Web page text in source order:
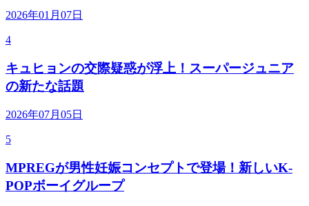
2026年01月07日
4
キュヒョンの交際疑惑が浮上！スーパージュニア
の新たな話題
2026年07月05日
5
MPREGが男性妊娠コンセプトで登場！新しいK-
POPボーイグループ